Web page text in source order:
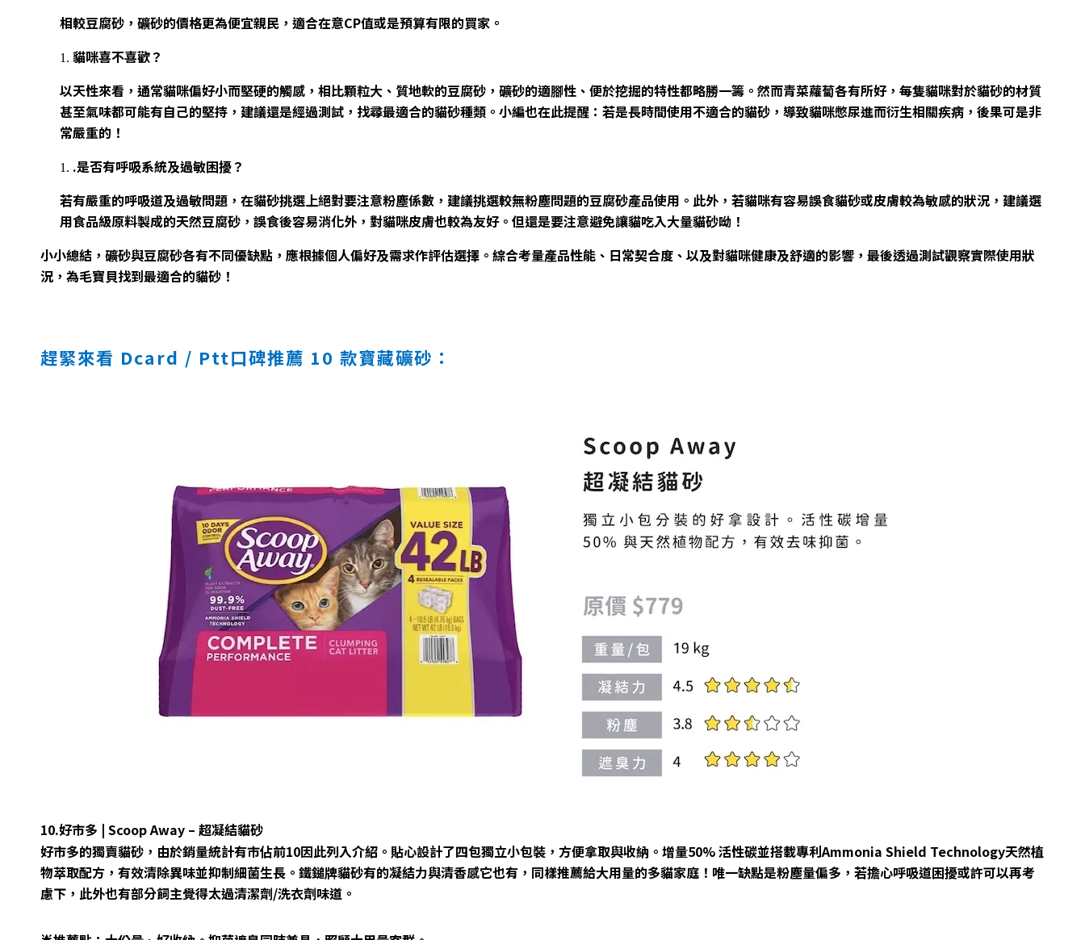
相較豆腐砂，礦砂的價格更為便宜親民，適合在意CP值或是預算有限的買家。
貓咪喜不喜歡？
以天性來看，通常貓咪偏好小而堅硬的觸感，相比顆粒大、質地軟的豆腐砂，礦砂的適腳性、便於挖掘的特性都略勝一籌。然而青菜蘿蔔各有所好，每隻貓咪對於貓砂的材質
甚至氣味都可能有自己的堅持，建議還是經過測試，找尋最適合的貓砂種類。小編也在此提醒：若是長時間使用不適合的貓砂，導致貓咪憋尿進而衍生相關疾病，後果可是非
常嚴重的！
.是否有呼吸系統及過敏困擾？
若有嚴重的呼吸道及過敏問題，在貓砂挑選上絕對要注意粉塵係數，建議挑選較無粉塵問題的豆腐砂產品使用。此外，若貓咪有容易誤食貓砂或皮膚較為敏感的狀況，建議選
用食品級原料製成的天然豆腐砂，誤食後容易消化外，對貓咪皮膚也較為友好。但還是要注意避免讓貓吃入大量貓砂呦！
小小總結，礦砂與豆腐砂各有不同優缺點，應根據個人偏好及需求作評估選擇。綜合考量產品性能、日常契合度、以及對貓咪健康及舒適的影響，最後透過測試觀察實際使用狀
況，為毛寶貝找到最適合的貓砂！
趕緊來看 Dcard / Ptt口碑推薦 10 款寶藏礦砂：
10.好市多 | Scoop Away – 超凝結貓砂
好市多的獨賣貓砂，由於銷量統計有市佔前10因此列入介紹。貼心設計了四包獨立小包裝，方便拿取與收納。增量50% 活性碳並搭載專利Ammonia Shield Technology天然植
物萃取配方，有效清除異味並抑制細菌生長。鐵鎚牌貓砂有的凝結力與清香感它也有，同樣推薦給大用量的多貓家庭！唯一缺點是粉塵量偏多，若擔心呼吸道困擾或許可以再考
慮下，此外也有部分飼主覺得太過清潔劑/洗衣劑味道。